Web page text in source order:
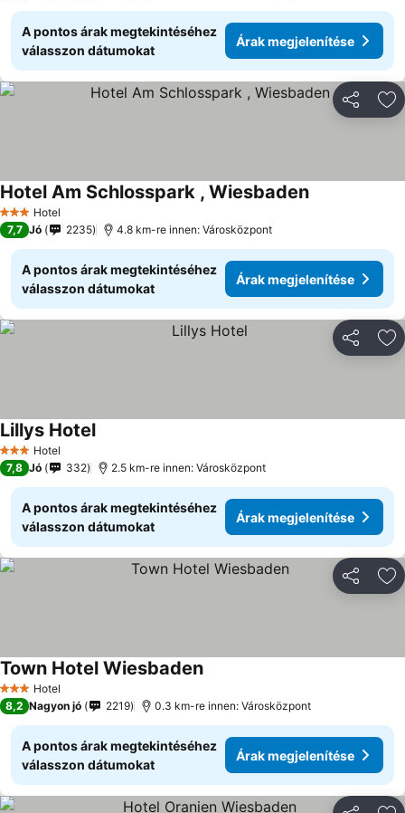
A pontos árak megtekintéséhez
válasszon dátumokat
Árak megjelenítése
3 Kategória
Hotel
Hotel Am Schlosspark , Wiesbaden
7,7 Jó 2235 4.8 km-re innen: Városközpont
A pontos árak megtekintéséhez
válasszon dátumokat
Árak megjelenítése
3 Kategória
Hotel
Lillys Hotel
7,8 Jó 332 2.5 km-re innen: Városközpont
A pontos árak megtekintéséhez
válasszon dátumokat
Árak megjelenítése
3 Kategória
Hotel
Town Hotel Wiesbaden
8,2 Nagyon jó 2219 0.3 km-re innen: Városközpont
A pontos árak megtekintéséhez
válasszon dátumokat
Árak megjelenítése